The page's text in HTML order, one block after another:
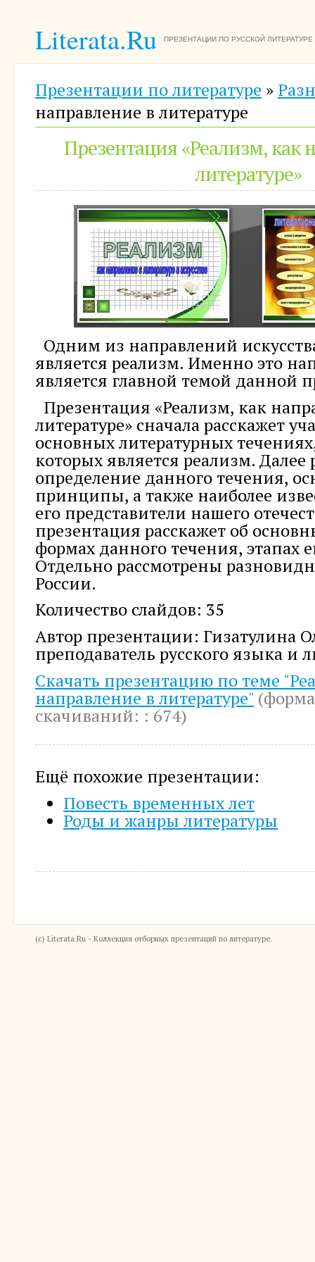
Literata.Ru ПРЕЗЕНТАЦИИ ПО РУССКОЙ ЛИТЕРАТУРЕ
Презентации по литературе »
направление в литературе
Презентация «Реализм, как
литературе»
Одним из направлений
является реализм. Именно это
является главной темой данной
Презентация «Реализм, как
литературе» сначала расскажет
основных литературных
которых является реализм. Далее
определение данного течения,
принципы, а также наиболее
его представители нашего
презентация расскажет об
формах данного течения, этапах
Отдельно рассмотрены
России.
Количество слайдов: 35
Автор презентации: Гизатулина
преподаватель русского языка и
Скачать презентацию по теме
направление в литературе"
cкачиваний: : 674)
Ещё похожие презентации:
Повесть временных лет
Роды и жанры литературы
(c) Literata.Ru - Коллекция отборных презентаций по литературе.